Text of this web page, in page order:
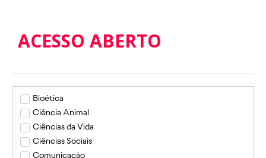
ACESSO ABERTO
Bioética
Ciência Animal
Ciências da Vida
Ciências Sociais
Comunicação